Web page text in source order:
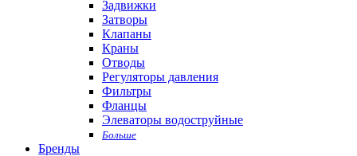
Задвижки
Затворы
Клапаны
Краны
Отводы
Регуляторы давления
Фильтры
Фланцы
Элеваторы водоструйные
Больше
Бренды